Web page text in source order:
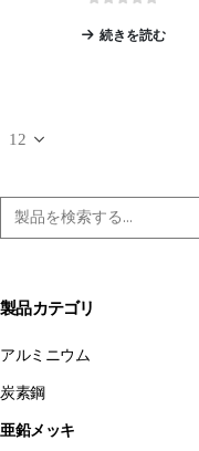
続きを読む
製品カテゴリ
アルミニウム
炭素鋼
亜鉛メッキ